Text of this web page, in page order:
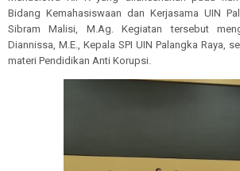
Bidang Kemahasiswaan dan Kerjasama UIN
Sibram Malisi, M.Ag. Kegiatan tersebut
Diannissa, M.E., Kepala SPI UIN Palangka Raya,
materi Pendidikan Anti Korupsi.